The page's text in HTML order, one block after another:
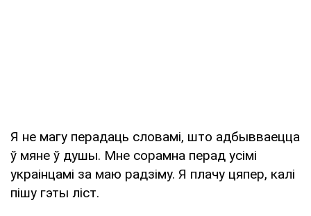
Я не магу перадаць словамі, што адбывваецца
ў мяне ў душы. Мне сорамна перад усімі
украінцамі за маю радзіму. Я плачу цяпер, калі
пішу гэты ліст.